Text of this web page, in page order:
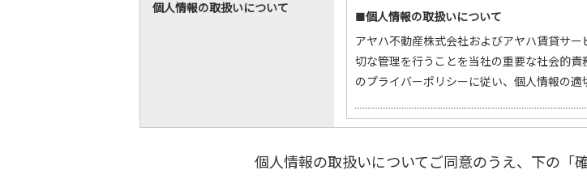
個人情報の取扱いについて
■個人情報の取扱いについて
アヤハ不動産株式会社およびアヤハ賃貸サ
切な管理を行うことを当社の重要な社会的
のプライバーポリシーに従い、個人情報の適
本プライバシーポリシーにおいて個人情報と
個人情報の取扱いについてご同意のうえ、下の「